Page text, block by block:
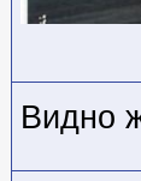
Видно